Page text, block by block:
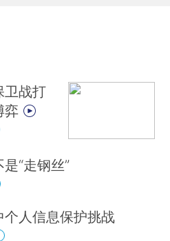
卫战打
弈
“走钢丝”
人信息保护挑战